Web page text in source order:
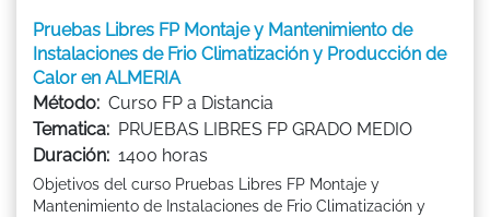
Pruebas Libres FP Montaje y Mantenimiento de
Instalaciones de Frio Climatización y Producción de
Calor en ALMERIA
Método: Curso FP a Distancia
Tematica: PRUEBAS LIBRES FP GRADO MEDIO
Duración: 1400 horas
Objetivos del curso Pruebas Libres FP Montaje y
Mantenimiento de Instalaciones de Frio Climatización y